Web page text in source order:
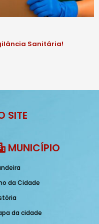
Sanitária!
SITE
MUNICÍPIO
da Cidade
da cidade